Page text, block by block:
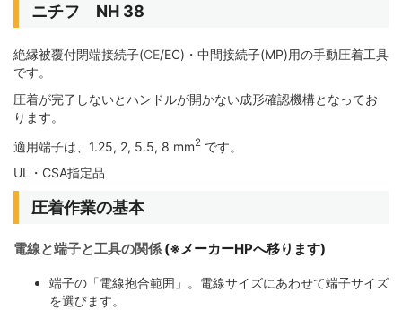
ニチフ NH 38
絶縁被覆付閉端接続子(CE/EC)・中間接続子(MP)用の手動圧着工具
です。
圧着が完了しないとハンドルが開かない成形確認機構となってお
ります。
適用端子は、1.25, 2, 5.5, 8 mm2 です。
UL・CSA指定品
圧着作業の基本
電線と端子と工具の関係 (※メーカーHPへ移ります)
端子の「電線抱合範囲」。電線サイズにあわせて端子サイズ
を選びます。